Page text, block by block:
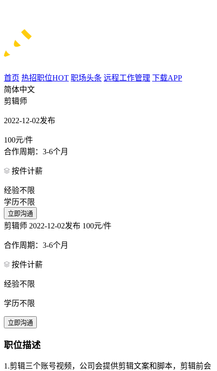
首页 热招职位HOT 职场头条 远程工作管理 下载APP
简体中文
剪辑师
2022-12-02发布
100元/件
合作周期：3-6个月
按件计薪
经验不限
学历不限
立即沟通
剪辑师 2022-12-02发布 100元/件
合作周期：3-6个月
按件计薪
经验不限
学历不限
立即沟通
职位描述
1.剪辑三个账号视频，公司会提供剪辑文案和脚本，剪辑前会